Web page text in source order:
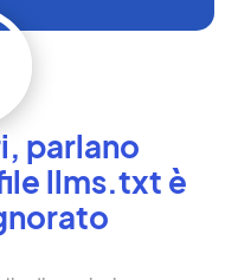
parlano
llms.txt è